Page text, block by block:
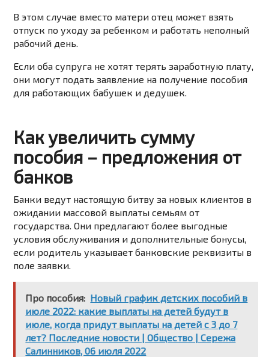
В этом случае вместо матери отец может взять
отпуск по уходу за ребенком и работать неполный
рабочий день.
Если оба супруга не хотят терять заработную плату,
они могут подать заявление на получение пособия
для работающих бабушек и дедушек.
Как увеличить сумму
пособия – предложения от
банков
Банки ведут настоящую битву за новых клиентов в
ожидании массовой выплаты семьям от
государства. Они предлагают более выгодные
условия обслуживания и дополнительные бонусы,
если родитель указывает банковские реквизиты в
поле заявки.
Про пособия: Новый гра­фик дет­ских посо­бий в
июле 2022: какие выплаты на детей будут в
июле, когда придут выплаты на детей с 3 до 7
лет? Последние новости | Общество | Сережа
Салинников, 06 июля 2022